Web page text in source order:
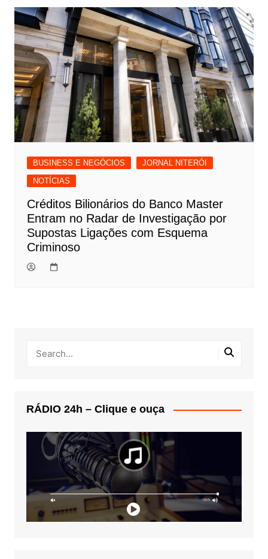
BUSINESS E NEGÓCIOS
JORNAL NITERÓI
NOTÍCIAS
Créditos Bilionários do Banco Master
Entram no Radar de Investigação por
Supostas Ligações com Esquema
Criminoso
RÁDIO 24h – Clique e ouça